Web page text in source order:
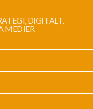
DIGITALT,
MEDIER